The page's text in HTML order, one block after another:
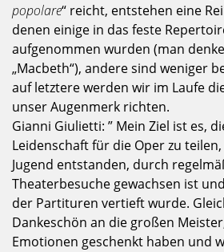
popolare“ reicht, entstehen eine
denen einige in das feste
aufgenommen wurden (man
„Macbeth“), andere sind weniger
auf letztere werden wir im Laufe
unser Augenmerk richten.
Gianni Giulietti: ” Mein Ziel ist es,
Leidenschaft für die Oper zu
Jugend entstanden, durch
Theaterbesuche gewachsen ist
der Partituren vertieft wurde.
Dankeschön an die großen
Emotionen geschenkt haben und